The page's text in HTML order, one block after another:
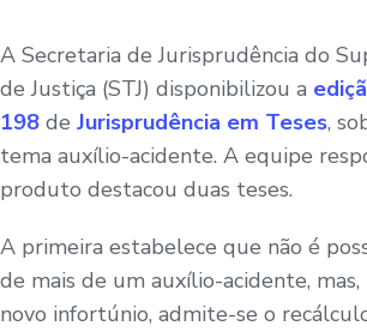
A Secretaria de Jurisprudência do
de Justiça (STJ) disponibilizou a
198 de Jurisprudência em Teses,
tema auxílio-acidente. A equipe
produto destacou duas teses.
A primeira estabelece que não é
de mais de um auxílio-acidente,
novo infortúnio, admite-se o